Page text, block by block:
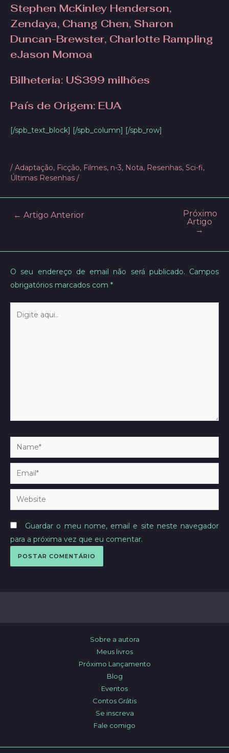
Stephen McKinley Henderson,
Zendaya, Chang Chen, Sharon
Duncan-Brewster, Charlotte Rampling
eJason Momoa
Bilheteria: U$399 milhões
País de Origem: EUA
[/spb_text_block] [/spb_column] [/spb_row]
/ Adaptação, Ficção, Filmes, n-3, Nota, Resenhas, Sci-fi,
Últimas Resenhas /
Post← Artigo Anterior
Próximo
Artigo
→
O seu endereço de email não será publicado. Campos
obrigatórios marcados com *
aqui..
Name*
Email*
Website
Guardar o meu nome, email e site neste navegador
para a próxima vez que eu comentar.
Sobre a autora
Meus livros
Próximo Lançamento
Blog
Eventos
Contos Grátis
Se inscreva
Fale comigo